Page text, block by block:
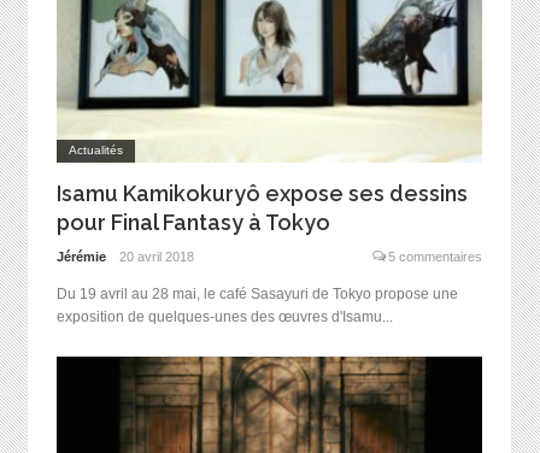
Actualités
Isamu Kamikokuryô expose ses dessins
pour Final Fantasy à Tokyo
Jérémie 20 avril 2018 5 commentaires
Du 19 avril au 28 mai, le café Sasayuri de Tokyo propose une
exposition de quelques-unes des œuvres d'Isamu...